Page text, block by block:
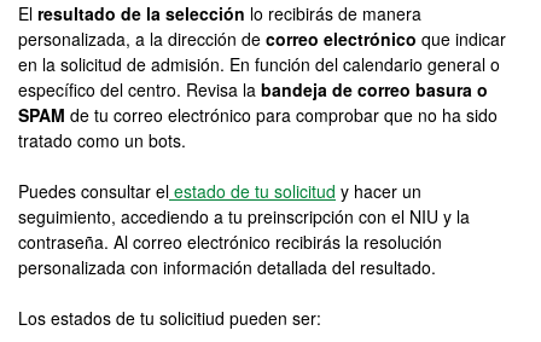
El resultado de la selección lo recibirás de manera
personalizada, a la dirección de correo electrónico que indicar
en la solicitud de admisión. En función del calendario general o
específico del centro. Revisa la bandeja de correo basura o
SPAM de tu correo electrónico para comprobar que no ha sido
tratado como un bots.
Puedes consultar el estado de tu solicitud y hacer un
seguimiento, accediendo a tu preinscripción con el NIU y la
contraseña. Al correo electrónico recibirás la resolución
personalizada con información detallada del resultado.
Los estados de tu solicitiud pueden ser: